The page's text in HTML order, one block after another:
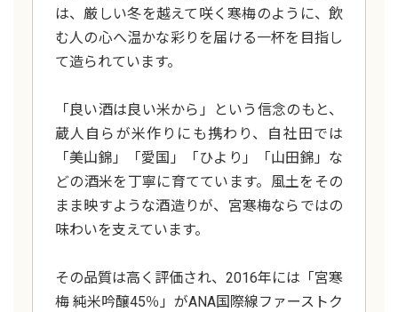
は、厳しい冬を越えて咲く寒梅のように、飲
む人の心へ温かな彩りを届ける一杯を目指し
て造られています。
「良い酒は良い米から」という信念のもと、
蔵人自らが米作りにも携わり、自社田では
「美山錦」「愛国」「ひより」「山田錦」な
どの酒米を丁寧に育てています。風土をその
まま映すような酒造りが、宮寒梅ならではの
味わいを支えています。
その品質は高く評価され、2016年には「宮寒
梅 純米吟醸45％」がANA国際線ファーストク